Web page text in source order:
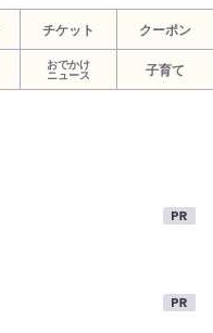
チケット クーポン
おでかけ
ニュース
子育て